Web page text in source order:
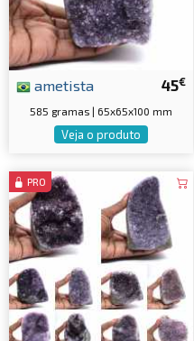
45€
ametista
585 gramas | 65x65x100 mm
Veja o produto
PRO